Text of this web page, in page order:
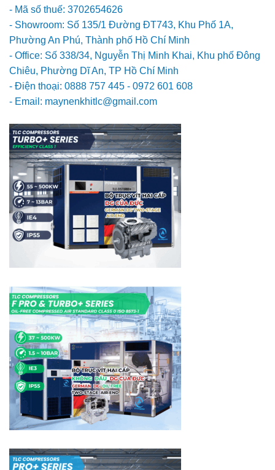
- Mã số thuế: 3702654626
- Showroom: Số 135/1 Đường ĐT743, Khu Phố 1A,
Phường An Phú, Thành phố Hồ Chí Minh
- Office: Số 338/34, Nguyễn Thị Minh Khai, Khu phố Đông
Chiêu, Phường Dĩ An, TP Hồ Chí Minh
- Điện thoại: 0888 757 445 - 0972 601 608
- Email: maynenkhitlc@gmail.com